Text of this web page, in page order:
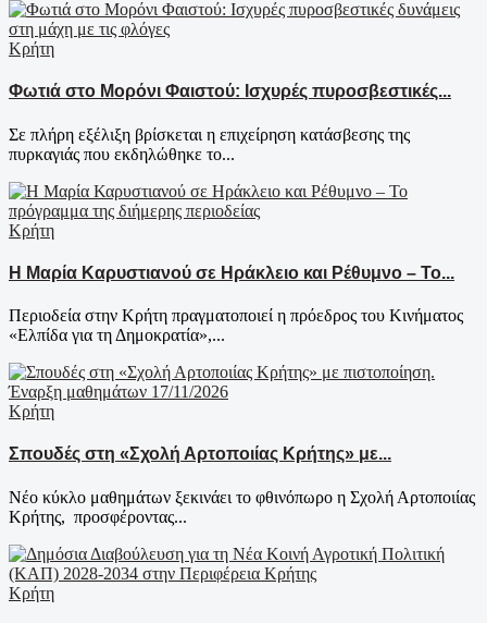
Κρήτη
Φωτιά στο Μορόνι Φαιστού: Ισχυρές πυροσβεστικές...
Σε πλήρη εξέλιξη βρίσκεται η επιχείρηση κατάσβεσης της
πυρκαγιάς που εκδηλώθηκε το...
Κρήτη
Η Μαρία Καρυστιανού σε Ηράκλειο και Ρέθυμνο – Το...
Περιοδεία στην Κρήτη πραγματοποιεί η πρόεδρος του Κινήματος
«Ελπίδα για τη Δημοκρατία»,...
Κρήτη
Σπουδές στη «Σχολή Αρτοποιίας Κρήτης» με...
Νέο κύκλο μαθημάτων ξεκινάει το φθινόπωρο η Σχολή Αρτοποιίας
Κρήτης, προσφέροντας...
Κρήτη